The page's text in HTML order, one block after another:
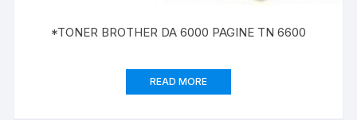
*TONER BROTHER DA 6000 PAGINE TN 6600
READ MORE